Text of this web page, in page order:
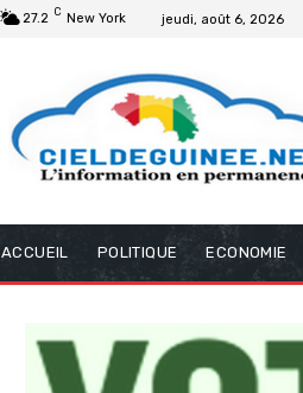
27.2 C New York jeudi, août 6, 2026
ACCUEIL POLITIQUE ECONOMIE